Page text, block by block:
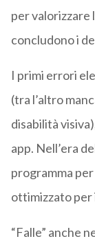
per valorizzare
concludono i
I primi errori
(tra l’altro
disabilità
app. Nell’era
programma
ottimizzato per
“Falle” anche